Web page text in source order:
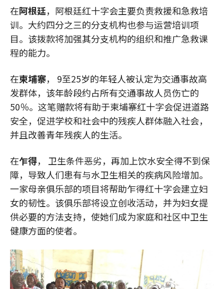
在阿根廷，阿根廷红十字会主要负责救援和急救培
训。大约四分之三的分支机构也参与运营培训项
目。该拨款将加强其分支机构的组织和推广急救课
程的能力。
在柬埔寨， 9至25岁的年轻人被认定为交通事故高
发群体，该年龄段约占所有交通事故人员伤亡的
50％。这笔赠款将有助于柬埔寨红十字会促进道路
安全，促进学校和社会中的残疾人群体融入社会，
并且改善青年残疾人的生活。
在乍得， 卫生条件恶劣，再加上饮水安全得不到保
障，导致人们患有与水卫生相关的疾病风险增加。
一家母亲俱乐部的项目将帮助乍得红十字会建立妇
女的韧性。该俱乐部将设立创收活动，并为妇女提
供必要的方法支持，使她们成为家庭和社区中卫生
健康方面的使者。